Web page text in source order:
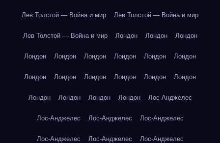
Лев Толстой — Война и мир Лев Толстой — Война и мир
Лев Толстой — Война и мир Лондон Лондон Лондон
Лондон Лондон Лондон Лондон Лондон Лондон
Лондон Лондон Лондон Лондон Лондон Лондон
Лондон Лондон Лондон Лондон Лос-Анджелес
Лос-Анджелес Лос-Анджелес Лос-Анджелес
Лос-Анджелес Лос-Анджелес Лос-Анджелес